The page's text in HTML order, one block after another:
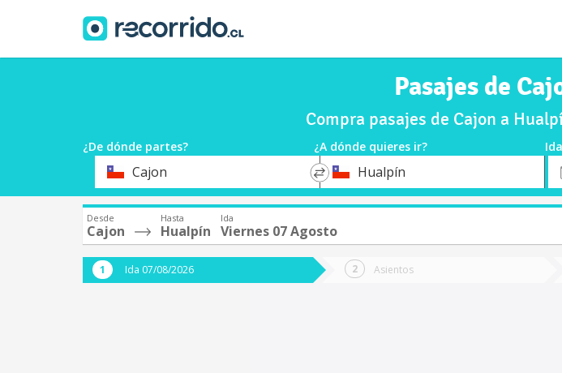
Pasajes de
Compra pasajes de Cajon a
¿De dónde partes? ¿A dónde quieres ir? Ida
OrigenCajon
*
DestinoHualpín
Desde
Cajon
Hasta
Hualpín
Ida
Viernes 07 Agosto
Ida 07/08/2026 Asientos